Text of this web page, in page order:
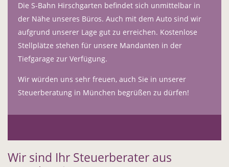
Die S-Bahn Hirschgarten befindet sich unmittelbar in
der Nähe unseres Büros. Auch mit dem Auto sind wir
aufgrund unserer Lage gut zu erreichen. Kostenlose
Stellplätze stehen für unsere Mandanten in der
Tiefgarage zur Verfügung.
Wir würden uns sehr freuen, auch Sie in unserer
Steuerberatung in München begrüßen zu dürfen!
Wir sind Ihr Steuerberater aus